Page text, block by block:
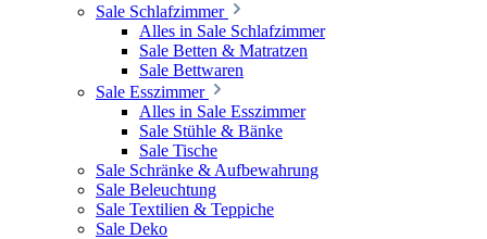
Sale Schlafzimmer
Alles in Sale Schlafzimmer
Sale Betten & Matratzen
Sale Bettwaren
Sale Esszimmer
Alles in Sale Esszimmer
Sale Stühle & Bänke
Sale Tische
Sale Schränke & Aufbewahrung
Sale Beleuchtung
Sale Textilien & Teppiche
Sale Deko